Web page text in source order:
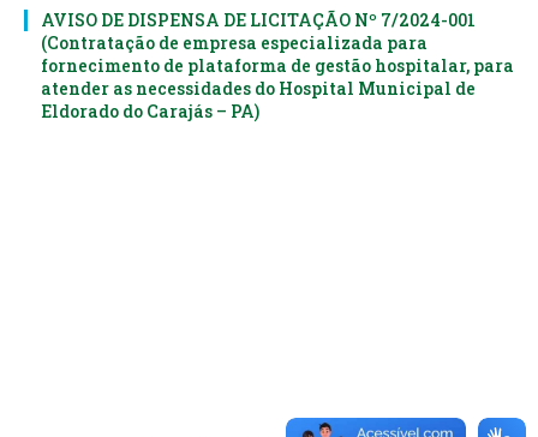
AVISO DE DISPENSA DE LICITAÇÃO Nº 7/2024-001
(Contratação de empresa especializada para
fornecimento de plataforma de gestão hospitalar, para
atender as necessidades do Hospital Municipal de
Eldorado do Carajás – PA)